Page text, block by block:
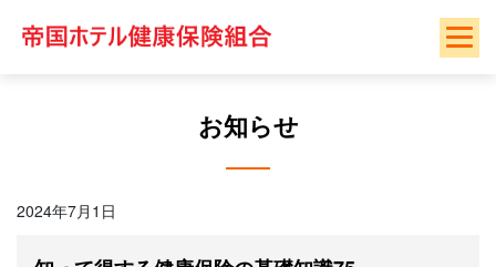
お知らせ
2024年7月1日